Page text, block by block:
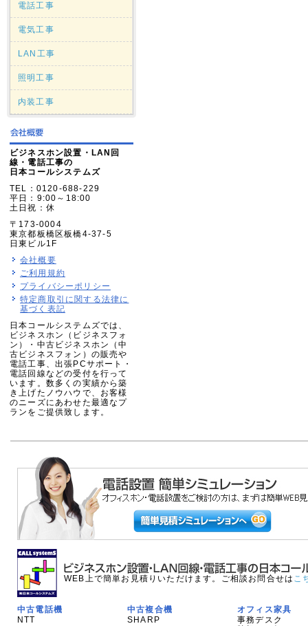
電話工事
電気工事
LAN工事
照明工事
内装工事
ビジネスホン設置・LAN回
線・電話工事の
日本コールシステムズ
TEL：0120-688-229
平日：9:00～18:00
土日祝：休
〒173-0004
東京都板橋区板橋4-37-5
日東ビル1F
会社概要
ご利用規約
プライバシーポリシー
特定商取引に関する法律に
基づく表記
日本コールシステムズでは、
ビジネスホン（ビジネスフォ
ン）・中古ビジネスホン（中
古ビジネスフォン）の販売や
電話工事、出張PCサポート・
電話回線などの受付を行って
います。数多くの実績から築
き上げたノウハウで、お客様
のニーズにあわせた最適なプ
ランをご提供致します。
WEB上で簡単お見積りいただけます。ご相談お問合せは こ
中古電話機
NTT
中古複合機
SHARP
オフィス家具
事務デスク